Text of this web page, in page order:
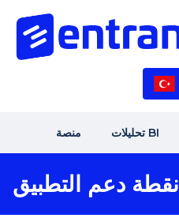
منصة تحليلات BI
نقطة دعم التطبيق